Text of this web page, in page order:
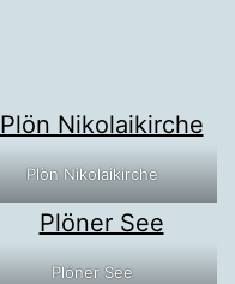
Plön Nikolaikirche
Plöner See